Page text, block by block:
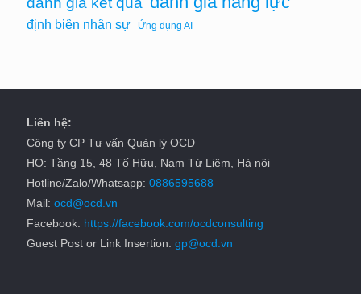
định biên nhân sự Ứng dụng AI
Liên hệ:
Công ty CP Tư vấn Quản lý OCD
HO: Tầng 15, 48 Tố Hữu, Nam Từ Liêm, Hà nội
Hotline/Zalo/Whatsapp: 0886595688
Mail: ocd@ocd.vn
Facebook: https://facebook.com/ocdconsulting
Guest Post or Link Insertion: gp@ocd.vn